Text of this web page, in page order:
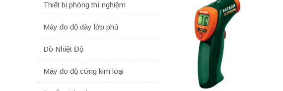
Thiết bị phòng thí nghiệm
Máy đo độ dày lớp phủ
Dò Nhiệt Độ
Máy đo độ cứng kim loại